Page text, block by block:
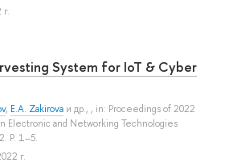
System for IoT & Cyber
, E.A. Zakirova и др., , in: Proceedings of 2022
Electronic and Networking Technologies
P. 1–5.
г.